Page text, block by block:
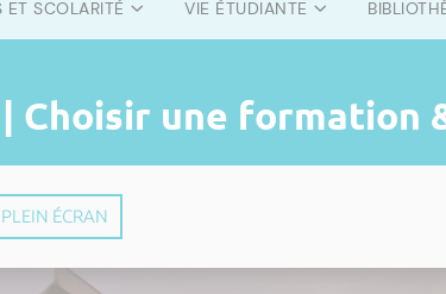
ET SCOLARITÉ VIE ÉTUDIANTE
| Choisir une formation
ÉCRAN